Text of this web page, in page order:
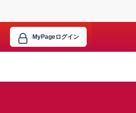
MyPageログイン